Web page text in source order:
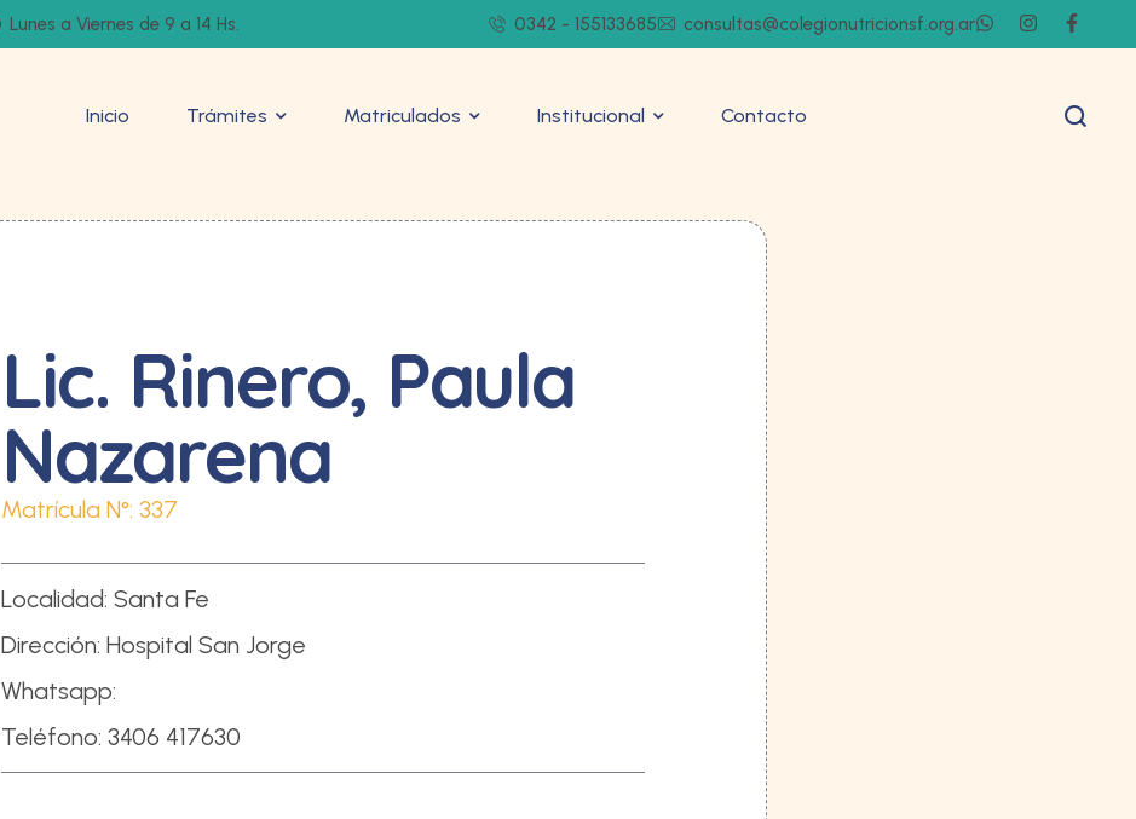
Lunes a Viernes de 9 a 14 Hs. 0342 - 155133685 consultas@colegionutricionsf.org.ar
Inicio Trámites Matriculados Institucional Contacto
Lic. Rinero, Paula
Nazarena
Matrícula N°: 337
Localidad: Santa Fe
Dirección: Hospital San Jorge
Whatsapp:
Teléfono: 3406 417630